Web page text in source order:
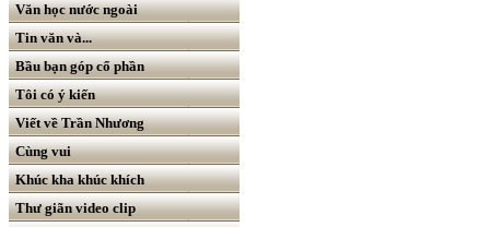
Văn học nước ngoài
Tin văn và...
Bầu bạn góp cổ phần
Tôi có ý kiến
Viết về Trần Nhương
Cùng vui
Khúc kha khúc khích
Thư giãn video clip